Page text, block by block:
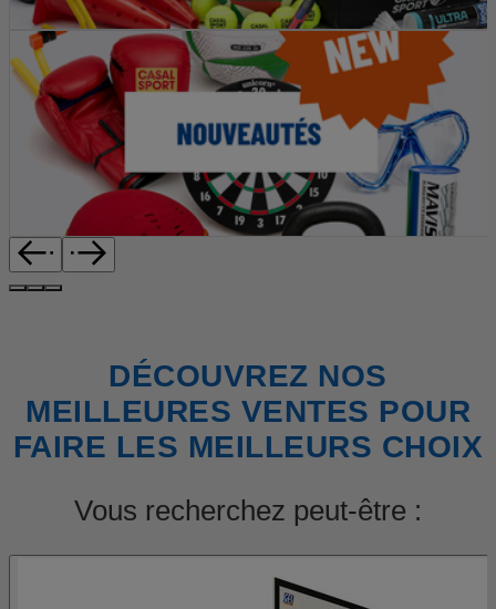
DÉCOUVREZ NOS
MEILLEURES VENTES POUR
FAIRE LES MEILLEURS CHOIX
Vous recherchez peut-être :